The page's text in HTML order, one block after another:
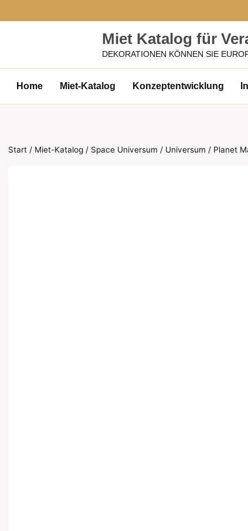
Miet Katalog für
DEKORATIONEN KÖNNEN SIE
Home Miet-Katalog Konzeptentwicklung
Start / Miet-Katalog / Space Universum / Universum / Planet